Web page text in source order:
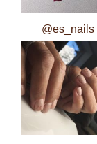
@es_nails